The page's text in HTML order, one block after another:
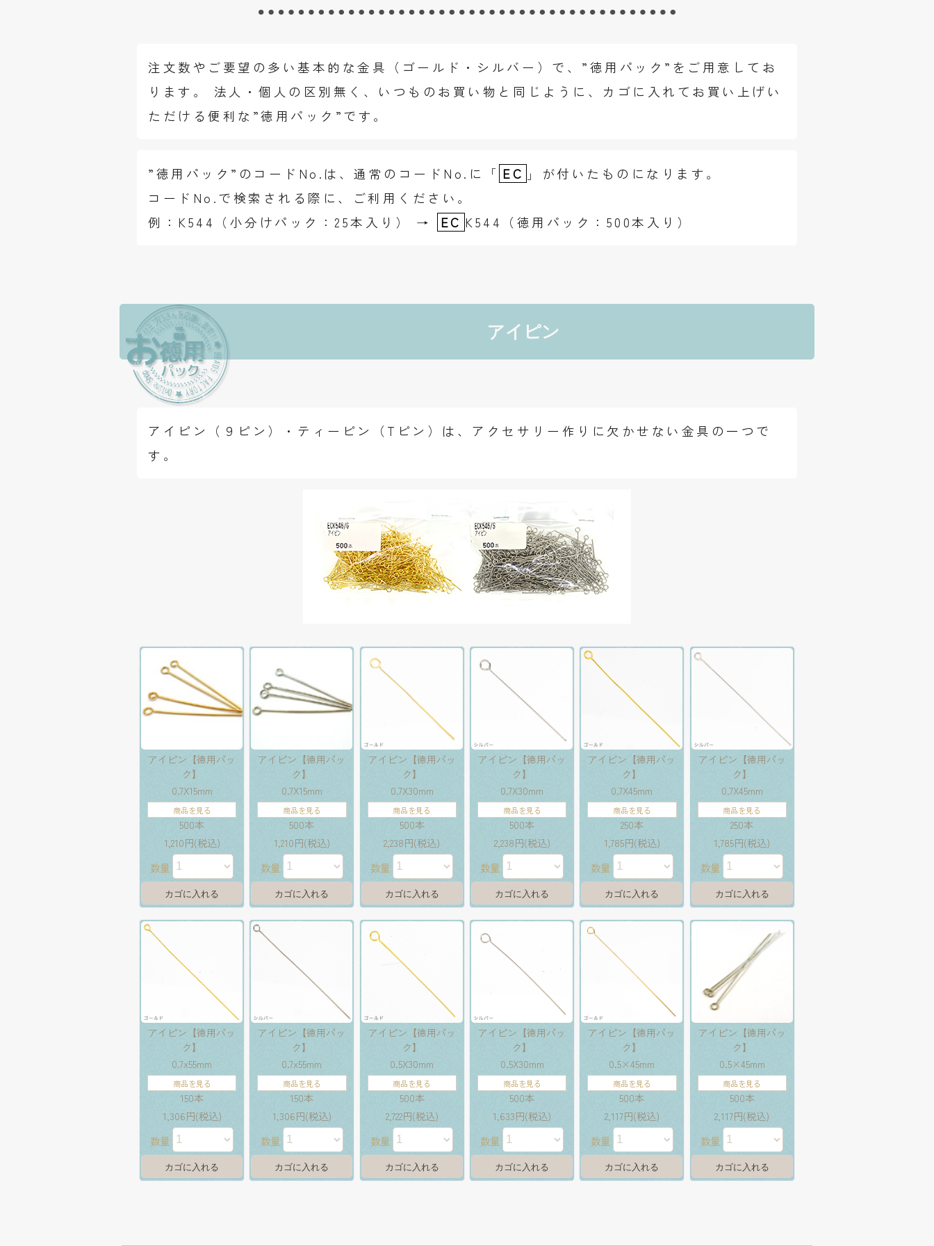
注文数やご要望の多い基本的な金具（ゴールド・シルバー）で、”徳用パック”をご用意してお
ります。 法人・個人の区別無く、いつものお買い物と同じように、カゴに入れてお買い上げい
ただける便利な”徳用パック”です。
”徳用パック”のコードNo.は、通常のコードNo.に「 EC 」が付いたものになります。
コードNo.で検索される際に、ご利用ください。
例：K544（小分けパック：25本入り） →
EC K544（徳用パック：500本入り）
アイピン
アイピン（９ピン）・ティーピン（Tピン）は、アクセサリー作りに欠かせない金具の一つで
す。
アイピン【徳用パッ
ク】
0.7X15mm
商品を見る
500本
1,210円(税込)
数量
アイピン【徳用パッ
ク】
0.7X15mm
商品を見る
500本
1,210円(税込)
数量
アイピン【徳用パッ
ク】
0.7X30mm
商品を見る
500本
2,238円(税込)
数量
アイピン【徳用パッ
ク】
0.7X30mm
商品を見る
500本
2,238円(税込)
数量
アイピン【徳用パッ
ク】
0.7X45mm
商品を見る
250本
1,785円(税込)
数量
アイピン【徳用パッ
ク】
0.7X45mm
商品を見る
250本
1,785円(税込)
数量
アイピン【徳用パッ
ク】
0.7x55mm
商品を見る
150本
1,306円(税込)
数量
アイピン【徳用パッ
ク】
0.7x55mm
商品を見る
150本
1,306円(税込)
数量
アイピン【徳用パッ
ク】
0.5X30mm
商品を見る
500本
2,722円(税込)
数量
アイピン【徳用パッ
ク】
0.5X30mm
商品を見る
500本
1,633円(税込)
数量
アイピン【徳用パッ
ク】
0.5×45mm
商品を見る
500本
2,117円(税込)
数量
アイピン【徳用パッ
ク】
0.5×45mm
商品を見る
500本
2,117円(税込)
数量